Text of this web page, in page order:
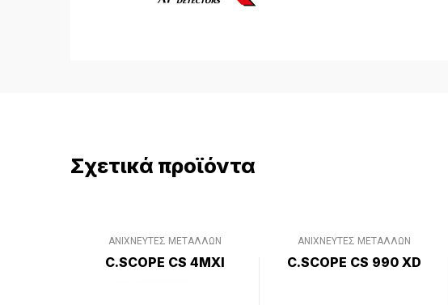
Σχετικά προϊόντα
ΑΝΙΧΝΕΥΤΕΣ ΜΕΤΑΛΛΩΝ
C.SCOPE CS 4MXI
ΑΝΙΧΝΕΥΤΕΣ ΜΕΤΑΛΛΩΝ
C.SCOPE CS 990 XD